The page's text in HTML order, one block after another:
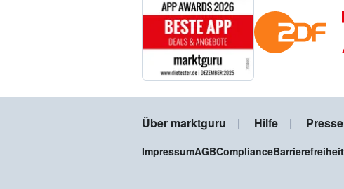
Über marktguru Hilfe Presse
ImpressumAGBCompliance